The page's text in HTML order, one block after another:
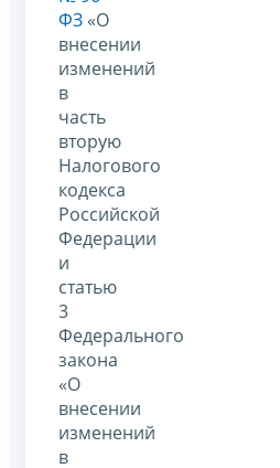
ФЗ «О
внесении
изменений
в
часть
вторую
Налогового
кодекса
Российской
Федерации
и
статью
3
Федерального
закона
«О
внесении
изменений
в